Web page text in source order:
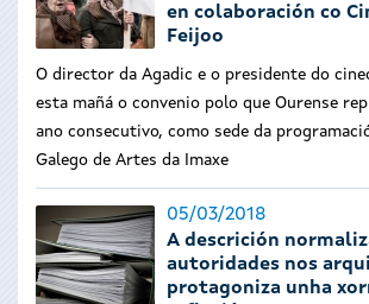
en colaboración co
Feijoo
O director da Agadic e o presidente do
esta mañá o convenio polo que Ourense
ano consecutivo, como sede da
Galego de Artes da Imaxe
05/03/2018
A descrición
autoridades nos
protagoniza unha